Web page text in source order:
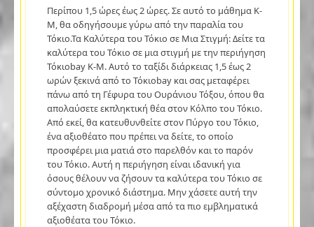
Περίπου 1,5 ώρες έως 2 ώρες. Σε αυτό το μάθημα K-
M, θα οδηγήσουμε γύρω από την παραλία του
Τόκιο.Τα Καλύτερα του Τόκιο σε Μια Στιγμή: Δείτε τα
καλύτερα του Τόκιο σε μια στιγμή με την περιήγηση
Τόκιοbay K-M. Αυτό το ταξίδι διάρκειας 1,5 έως 2
ωρών ξεκινά από το Τόκιοbay και σας μεταφέρει
πάνω από τη Γέφυρα του Ουράνιου Τόξου, όπου θα
απολαύσετε εκπληκτική θέα στον Κόλπο του Τόκιο.
Από εκεί, θα κατευθυνθείτε στον Πύργο του Τόκιο,
ένα αξιοθέατο που πρέπει να δείτε, το οποίο
προσφέρει μια ματιά στο παρελθόν και το παρόν
του Τόκιο. Αυτή η περιήγηση είναι ιδανική για
όσους θέλουν να ζήσουν τα καλύτερα του Τόκιο σε
σύντομο χρονικό διάστημα. Μην χάσετε αυτή την
αξέχαστη διαδρομή μέσα από τα πιο εμβληματικά
αξιοθέατα του Τόκιο.